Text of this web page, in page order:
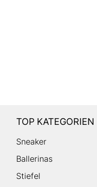
TOP KATEGORIEN
Sneaker
Ballerinas
Stiefel